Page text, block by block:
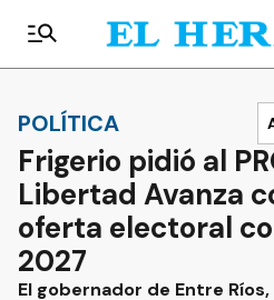
POLÍTICA
Frigerio pidió al
Libertad Avanza
oferta electoral
2027
El gobernador de Entre